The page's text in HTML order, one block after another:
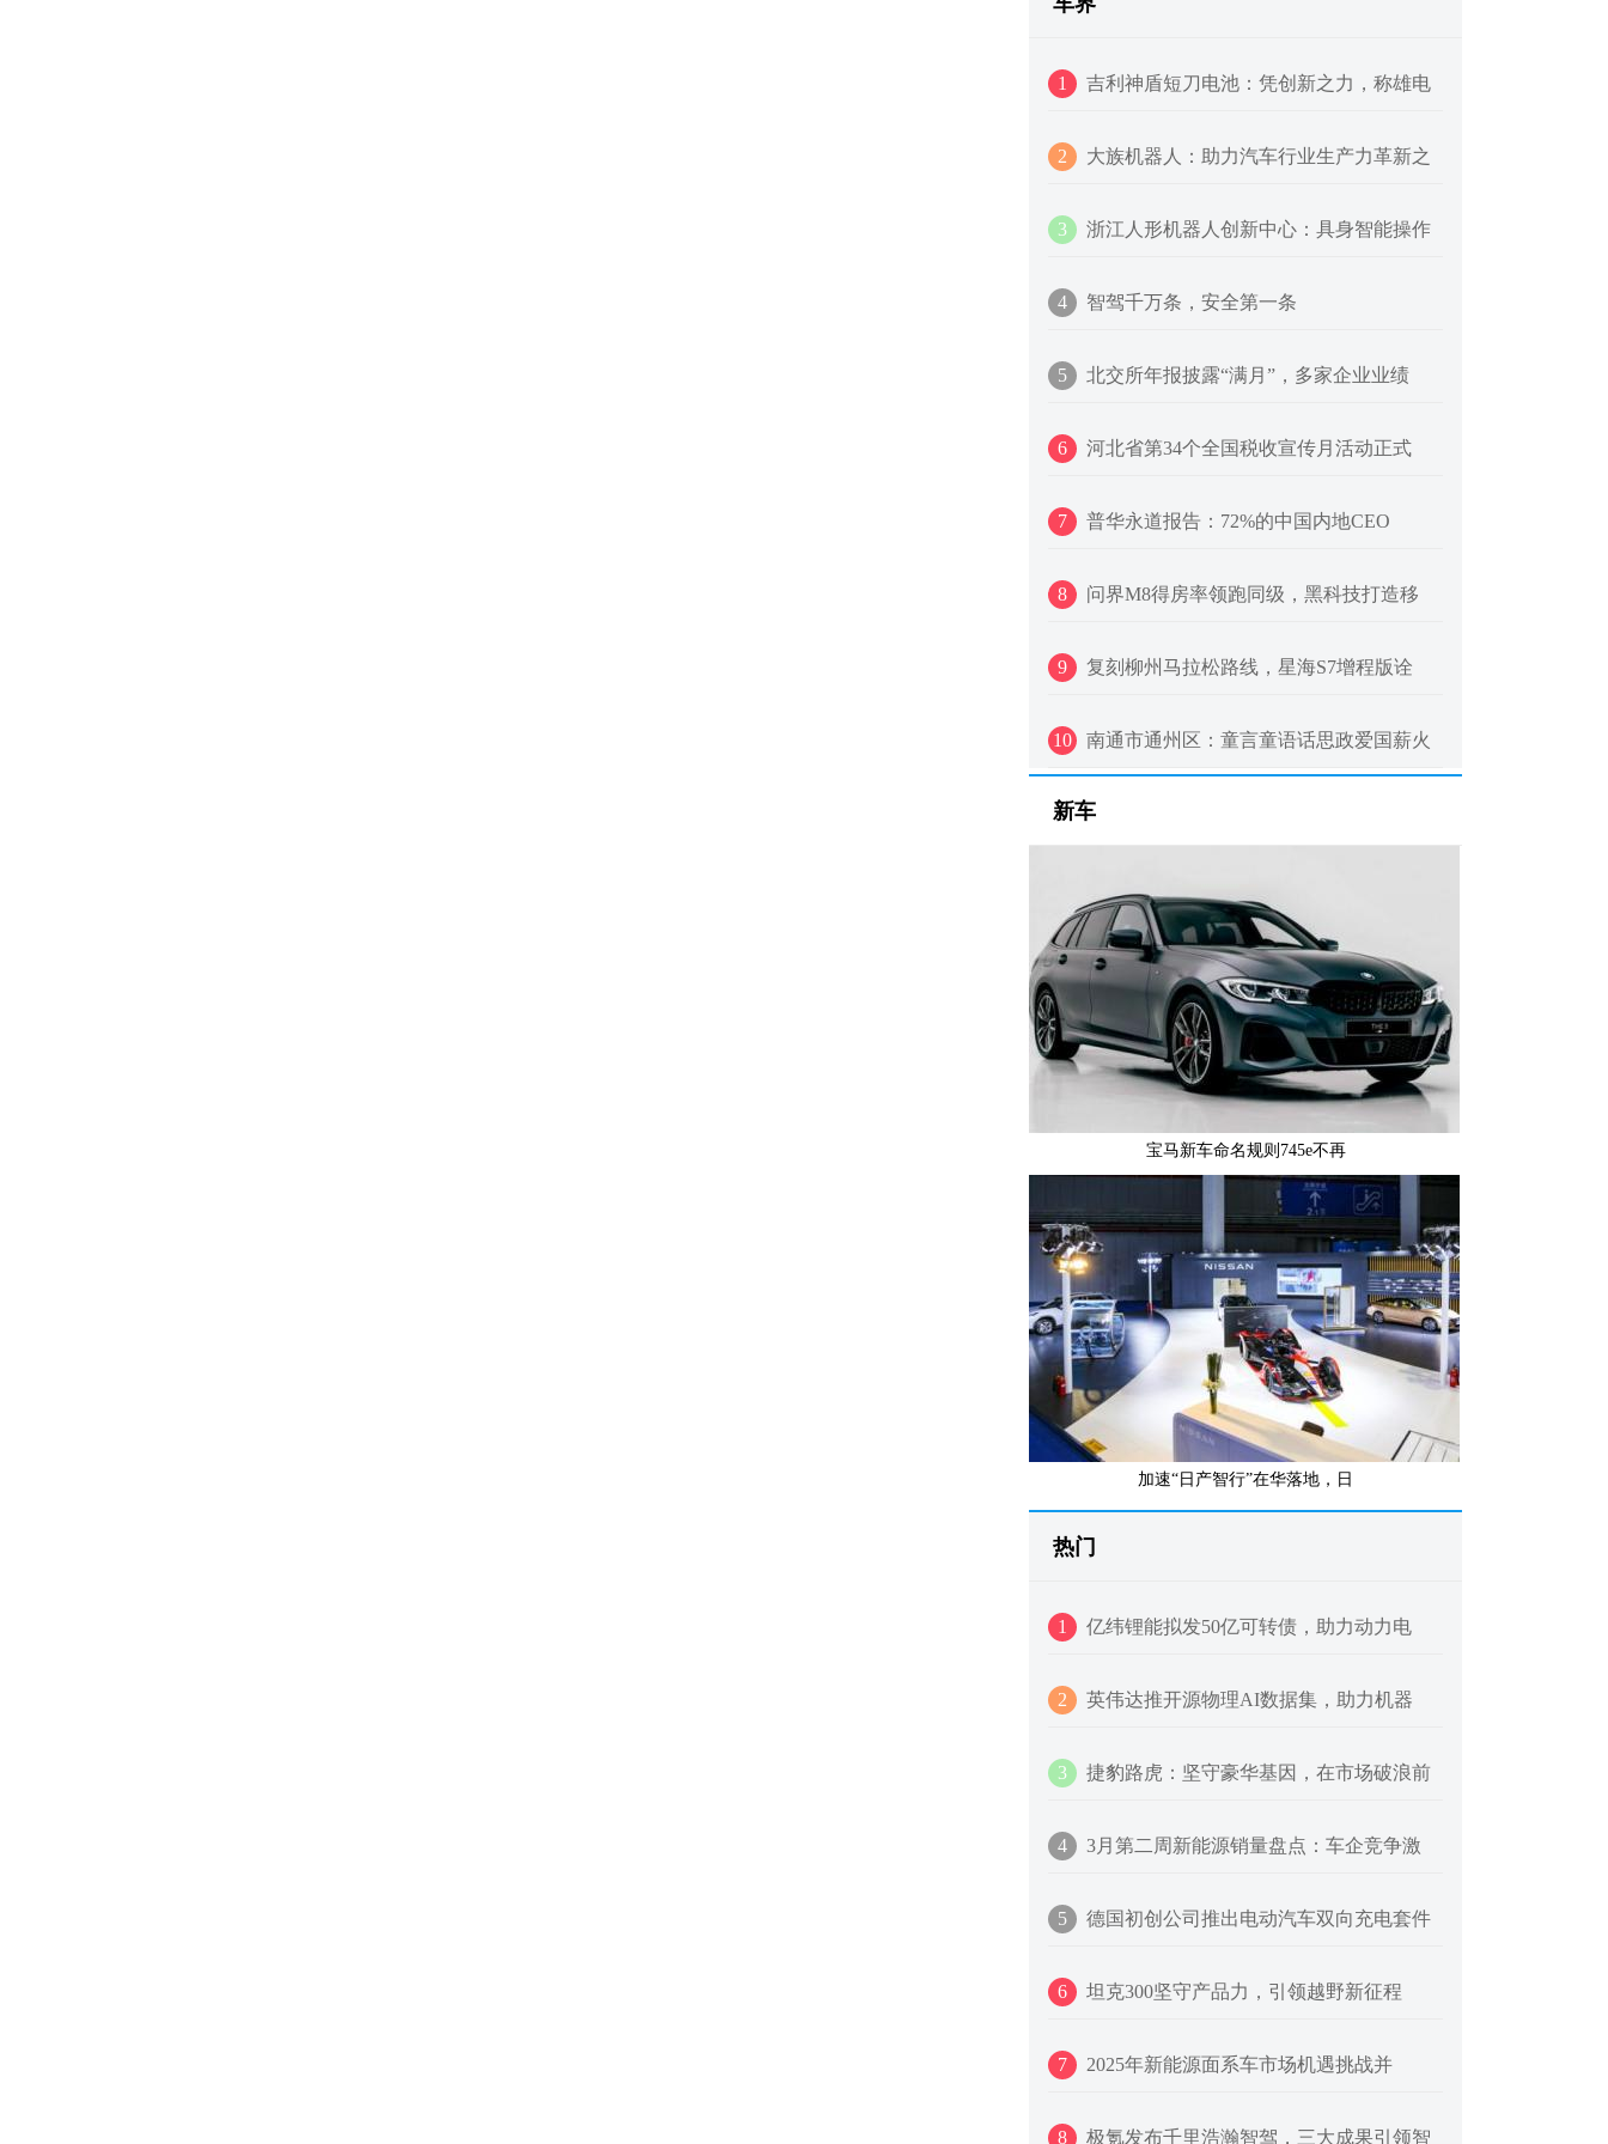
1 吉利神盾短刀电池：凭创新之力，称雄电
2 大族机器人：助力汽车行业生产力革新之
3 浙江人形机器人创新中心：具身智能操作
4 智驾千万条，安全第一条
5 北交所年报披露“满月”，多家企业业绩
6 河北省第34个全国税收宣传月活动正式
7 普华永道报告：72%的中国内地CEO
8 问界M8得房率领跑同级，黑科技打造移
9 复刻柳州马拉松路线，星海S7增程版诠
10 南通市通州区：童言童语话思政爱国薪火
新车
宝马新车命名规则745e不再
加速“日产智行”在华落地，日
热门
1 亿纬锂能拟发50亿可转债，助力动力电
2 英伟达推开源物理AI数据集，助力机器
3 捷豹路虎：坚守豪华基因，在市场破浪前
4 3月第二周新能源销量盘点：车企竞争激
5 德国初创公司推出电动汽车双向充电套件
6 坦克300坚守产品力，引领越野新征程
7 2025年新能源面系车市场机遇挑战并
8 极氪发布千里浩瀚智驾，三大成果引领智